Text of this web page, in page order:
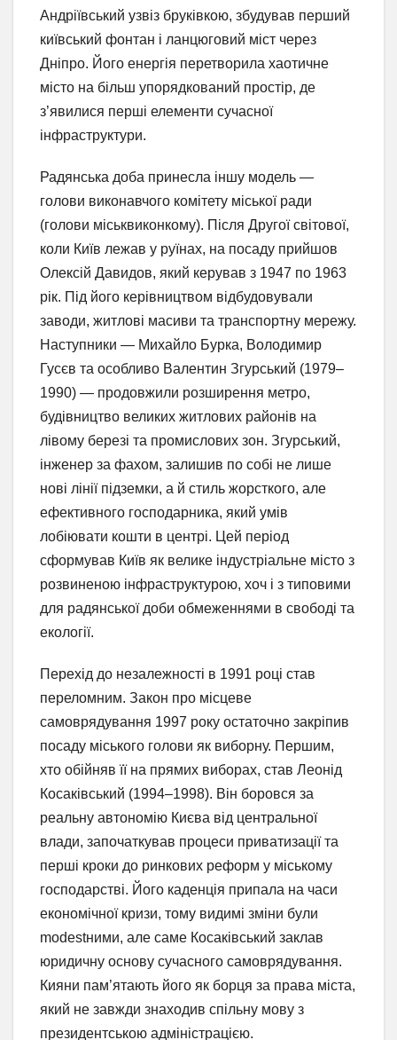
Андріївський узвіз бруківкою, збудував перший
київський фонтан і ланцюговий міст через
Дніпро. Його енергія перетворила хаотичне
місто на більш упорядкований простір, де
з’явилися перші елементи сучасної
інфраструктури.
Радянська доба принесла іншу модель —
голови виконавчого комітету міської ради
(голови міськвиконкому). Після Другої світової,
коли Київ лежав у руїнах, на посаду прийшов
Олексій Давидов, який керував з 1947 по 1963
рік. Під його керівництвом відбудовували
заводи, житлові масиви та транспортну мережу.
Наступники — Михайло Бурка, Володимир
Гусєв та особливо Валентин Згурський (1979–
1990) — продовжили розширення метро,
будівництво великих житлових районів на
лівому березі та промислових зон. Згурський,
інженер за фахом, залишив по собі не лише
нові лінії підземки, а й стиль жорсткого, але
ефективного господарника, який умів
лобіювати кошти в центрі. Цей період
сформував Київ як велике індустріальне місто з
розвиненою інфраструктурою, хоч і з типовими
для радянської доби обмеженнями в свободі та
екології.
Перехід до незалежності в 1991 році став
переломним. Закон про місцеве
самоврядування 1997 року остаточно закріпив
посаду міського голови як виборну. Першим,
хто обійняв її на прямих виборах, став Леонід
Косаківський (1994–1998). Він боровся за
реальну автономію Києва від центральної
влади, започаткував процеси приватизації та
перші кроки до ринкових реформ у міському
господарстві. Його каденція припала на часи
економічної кризи, тому видимі зміни були
modestними, але саме Косаківський заклав
юридичну основу сучасного самоврядування.
Кияни пам’ятають його як борця за права міста,
який не завжди знаходив спільну мову з
президентською адміністрацією.